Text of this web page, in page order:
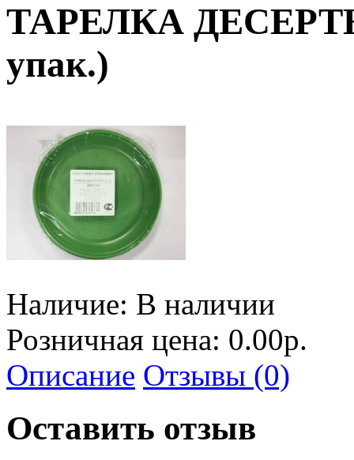
ТАРЕЛКА
упак.)
Наличие: В наличии
Розничная цена: 0.00р.
Описание Отзывы (0)
Оставить отзыв